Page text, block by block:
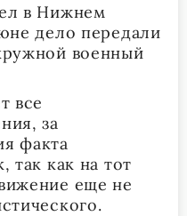
в Нижнем
дело передали
военный
все
за
факта
так как на тот
еще не